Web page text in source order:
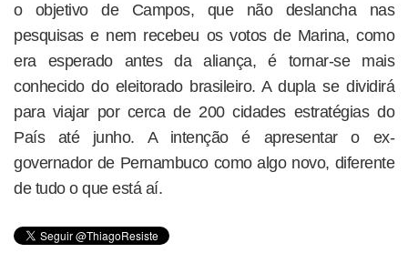
o objetivo de Campos, que não deslancha nas
pesquisas e nem recebeu os votos de Marina, como
era esperado antes da aliança, é tornar-se mais
conhecido do eleitorado brasileiro. A dupla se dividirá
para viajar por cerca de 200 cidades estratégias do
País até junho. A intenção é apresentar o ex-
governador de Pernambuco como algo novo, diferente
de tudo o que está aí.